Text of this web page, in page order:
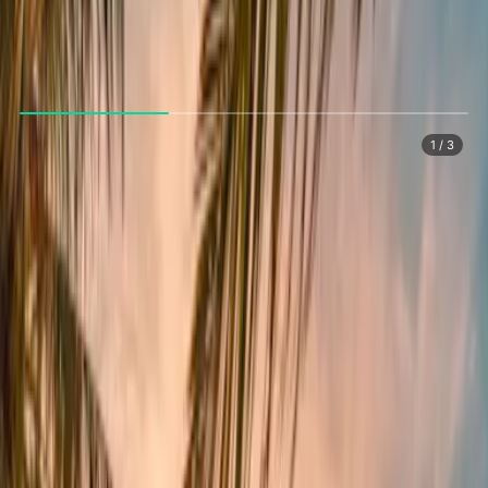
Un viaje en el tiempo
La experiencia gastronómica busca transportar a los invitados a sus
memorias de infancia a través de tres estaciones temáticas:
1 / 3